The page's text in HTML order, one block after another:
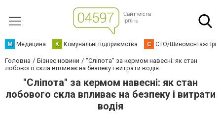
М Медицина К Комунальні підприємства С СТО/Шиномонтажі
Головна Бізнес новини
"Сліпота" за кермом навесні: як стан
лобового скла впливає на безпеку і витрати водія
"Сліпота" за кермом навесні: як стан
лобового скла впливає на безпеку і витрати
водія